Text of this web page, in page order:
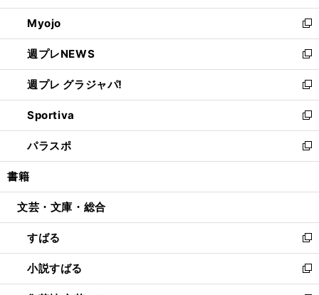
開
く
ウ
で
開
く
ン
ド
ウ
で
開
く
ウ
ィ
ン
ド
ウ
で
開
く
Myojo
新
し
い
ウ
ィ
ン
ド
ウ
で
開
週プレNEWS
新
し
い
ウ
ィ
ン
ド
ウ
開
週プレ グラジャパ!
新
し
い
ウ
ィ
ン
ウ
開
く
Sportiva
新
し
い
ウ
ン
ウ
で
開
く
パラスポ
新
し
ウ
ン
ド
ウ
で
開
書籍
文芸・文庫・総合
すばる
新
し
い
ウ
小説すばる
新
し